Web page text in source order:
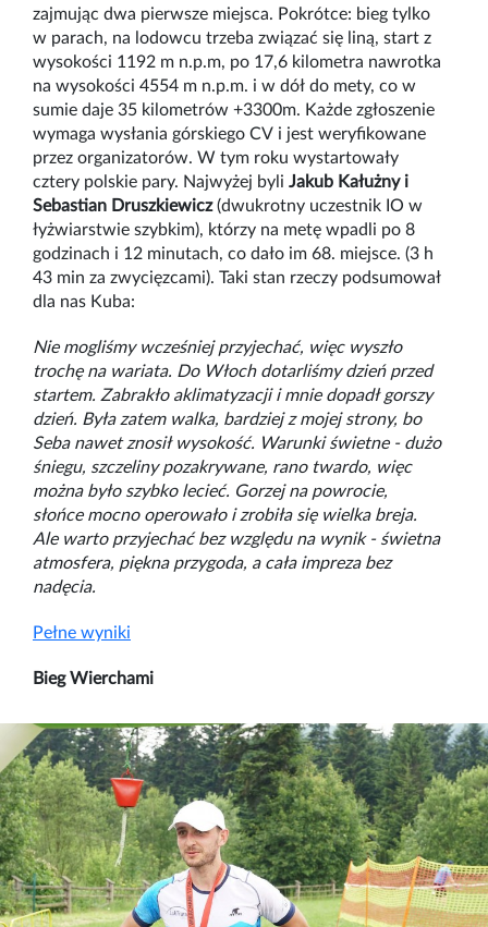
zajmując dwa pierwsze miejsca. Pokrótce: bieg tylko
w parach, na lodowcu trzeba związać się liną, start z
wysokości 1192 m n.p.m, po 17,6 kilometra nawrotka
na wysokości 4554 m n.p.m. i w dół do mety, co w
sumie daje 35 kilometrów +3300m. Każde zgłoszenie
wymaga wysłania górskiego CV i jest weryfikowane
przez organizatorów. W tym roku wystartowały
cztery polskie pary. Najwyżej byli Jakub Kałużny i
Sebastian Druszkiewicz(dwukrotny uczestnik IO w
łyżwiarstwie szybkim), którzy na metę wpadli po 8
godzinach i 12 minutach, co dało im 68. miejsce. (3 h
43 min za zwycięzcami). Taki stan rzeczy podsumował
dla nas Kuba:
Nie mogliśmy wcześniej przyjechać, więc wyszło
trochę na wariata. Do Włoch dotarliśmy dzień przed
startem. Zabrakło aklimatyzacji i mnie dopadł gorszy
dzień. Była zatem walka, bardziej z mojej strony, bo
Seba nawet znosił wysokość. Warunki świetne - dużo
śniegu, szczeliny pozakrywane, rano twardo, więc
można było szybko lecieć. Gorzej na powrocie,
słońce mocno operowało i zrobiła się wielka breja.
Ale warto przyjechać bez względu na wynik - świetna
atmosfera, piękna przygoda, a cała impreza bez
nadęcia.
Pełne wyniki
Bieg Wierchami